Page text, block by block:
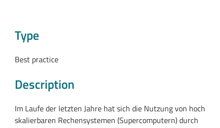
Type
Best practice
Description
Im Laufe der letzten Jahre hat sich die Nutzung von hoch
skalierbaren Rechensystemen (Supercomputern) durch